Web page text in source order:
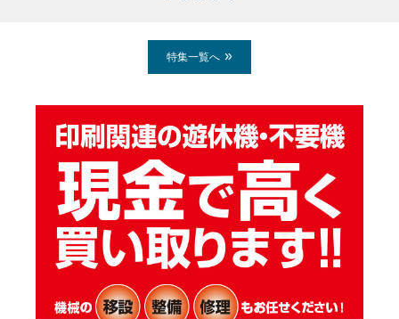
特集一覧へ